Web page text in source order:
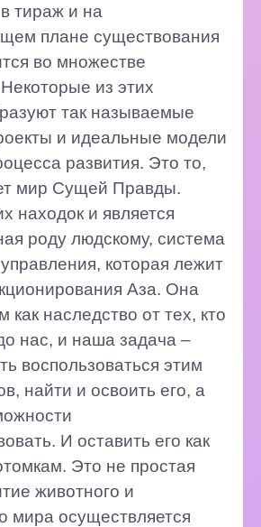
тираж и на
плане существования
во множестве
из этих
так называемые
и идеальные модели
развития. Это то,
мир Сущей Правды.
находок и является
роду людскому, система
которая лежит
Аза. Она
как наследство от тех, кто
нас, и наша задача –
воспользоваться этим
найти и освоить его, а
И оставить его как
Это не простая
животного и
мира осуществляется